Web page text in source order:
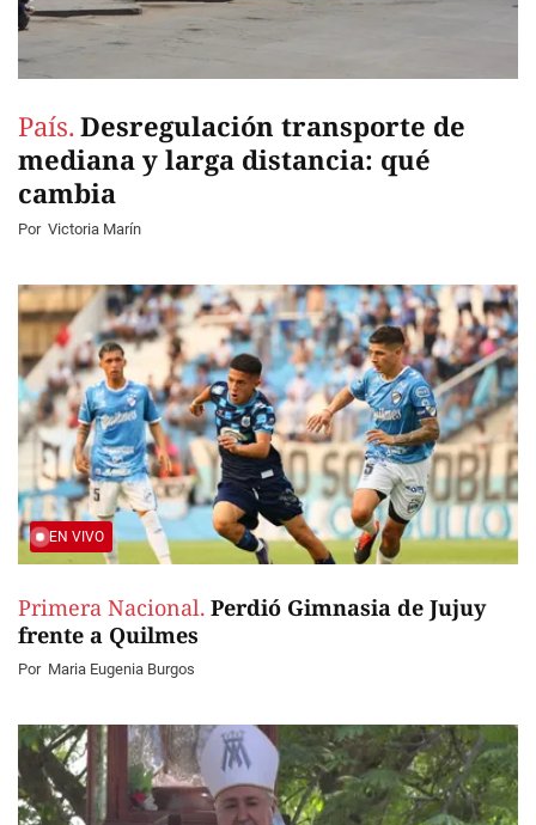
País. Desregulación transporte de
mediana y larga distancia: qué
cambia
Por Victoria Marín
EN VIVO
Primera Nacional. Perdió Gimnasia de Jujuy
frente a Quilmes
Por Maria Eugenia Burgos